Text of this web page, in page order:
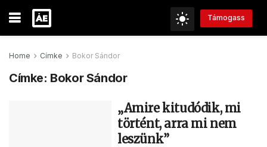
Támogass
Home Címke Bokor Sándor
Címke: Bokor Sándor
„Amire kitudódik, mi
történt, arra mi nem
leszünk”